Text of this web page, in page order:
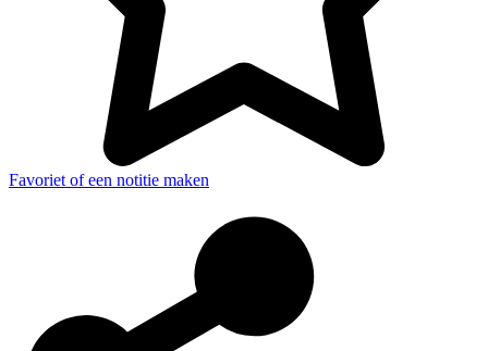
Favoriet of een notitie maken